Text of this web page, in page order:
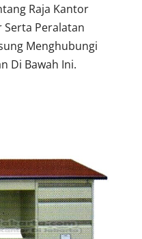
Raja Kantor
Serta Peralatan
Menghubungi
Di Bawah Ini.